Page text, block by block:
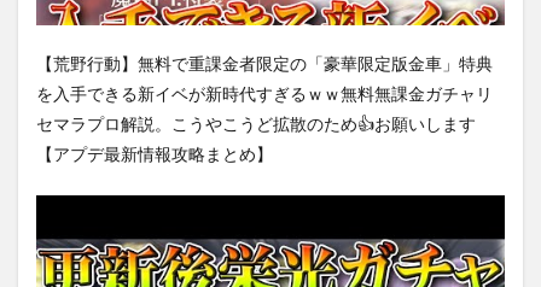
【荒野行動】無料で重課金者限定の「豪華限定版金車」特典
を入手できる新イベが新時代すぎるｗｗ無料無課金ガチャリ
セマラプロ解説。こうやこうど拡散のため👍お願いします
【アプデ最新情報攻略まとめ】